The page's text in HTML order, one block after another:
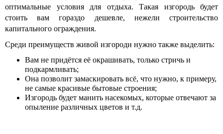
оптимальные условия для отдыха. Такая изгородь будет
стоить вам гораздо дешевле, нежели строительство
капитального ограждения.
Среди преимуществ живой изгороди нужно также выделить:
Вам не придётся её окрашивать, только стричь и
подкармливать;
Она позволит замаскировать всё, что нужно, к примеру,
не самые красивые бытовые строения;
Изгородь будет манить насекомых, которые отвечают за
опыление различных цветов и т.д.